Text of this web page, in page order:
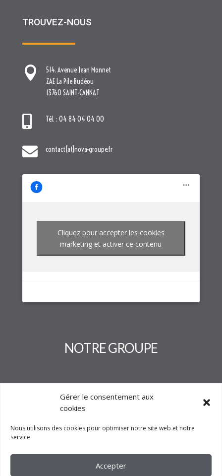
Gérer le consentement aux
cookies
Nous utilisons des cookies pour optimiser notre site web et notre
service.
Accepter
TROUVEZ-NOUS

514. Avenue Jean Monnet
ZAE La Pile Budéou
13760 SAINT-CANNAT
 Tél. : 04 84 04 04 00
 contact[at]nova-groupe.fr
Cliquez pour accepter les cookies
marketing et activer ce contenu
NOTRE GROUPE